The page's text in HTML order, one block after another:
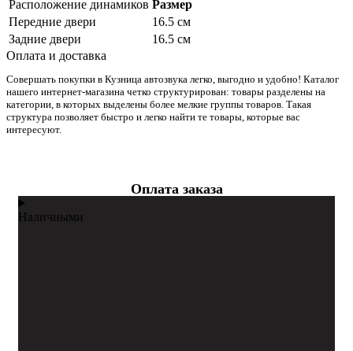
Расположение динамиков Размер
Передние двери
16.5 см
Задние двери
16.5 см
Оплата и доставка
Совершать покупки в Кузница автозвука легко, выгодно и удобно! Каталог
нашего интернет-магазина четко структурирован: товары разделены на
категории, в которых выделены более мелкие группы товаров. Такая
структура позволяет быстро и легко найти те товары, которые вас
интересуют.
Оплата заказа
Наличными